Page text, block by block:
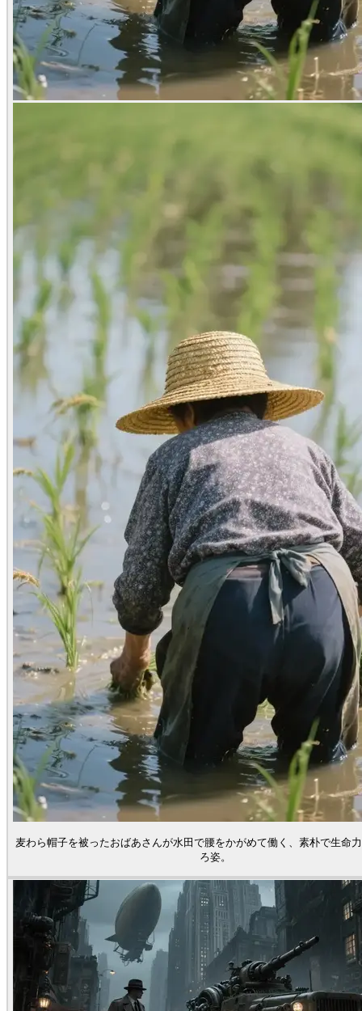
麦わら帽子を被ったおばあさんが水田で腰をかがめて働く、素朴で生命
ろ姿。